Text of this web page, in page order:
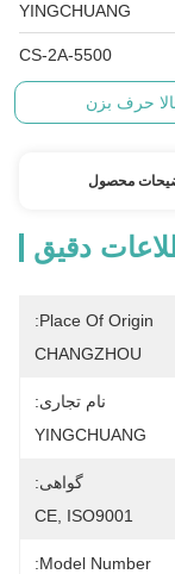
YINGCHUANG
CS-2A-5500
حرف بزن
محصول
دقیق
Place Of Origin:
CHANGZHOU
نام تجاری:
YINGCHUANG
گواهی:
CE, ISO9001
Model Number: